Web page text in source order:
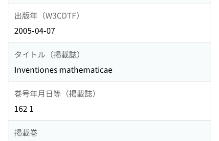
出版年（W3CDTF）
2005-04-07
タイトル（掲載誌）
Inventiones mathematicae
巻号年月日等（掲載誌）
162 1
掲載巻